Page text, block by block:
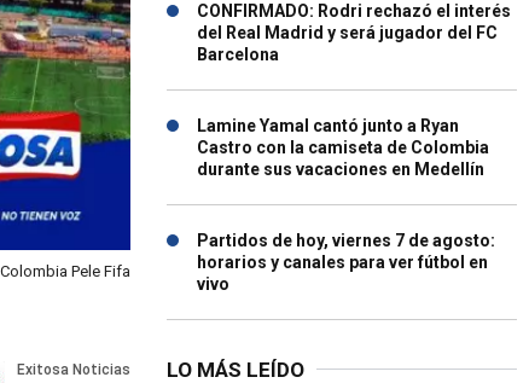
Pele Fifa
CONFIRMADO: Rodri rechazó el interés
del Real Madrid y será jugador del FC
Barcelona
Lamine Yamal cantó junto a Ryan
Castro con la camiseta de Colombia
durante sus vacaciones en Medellín
Partidos de hoy, viernes 7 de agosto:
horarios y canales para ver fútbol en
vivo
LO MÁS LEÍDO